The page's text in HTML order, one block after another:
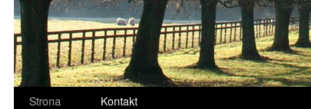
Przeskocz
Strona
Kontakt